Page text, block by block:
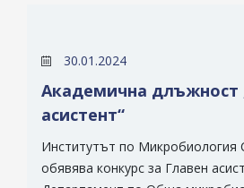
30.01.2024
Академична длъжност
асистент“
Институтът по Микробиология
обявява конкурс за Главен